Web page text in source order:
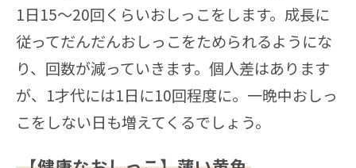
1日15～20回くらいおしっこをします。成長に
従ってだんだんおしっこをためられるようにな
り、回数が減っていきます。個人差はあります
が、1才代には1日に10回程度に。一晩中おしっ
こをしない日も増えてくるでしょう。